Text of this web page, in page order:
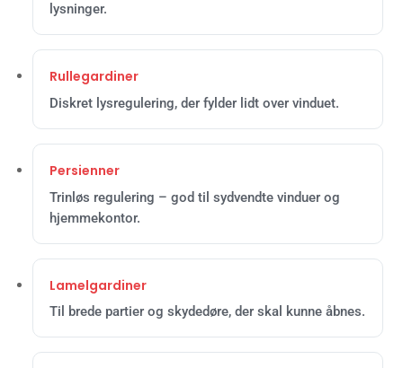
lysninger.
Rullegardiner
Diskret lysregulering, der fylder lidt over vinduet.
Persienner
Trinløs regulering – god til sydvendte vinduer og
hjemmekontor.
Lamelgardiner
Til brede partier og skydedøre, der skal kunne åbnes.